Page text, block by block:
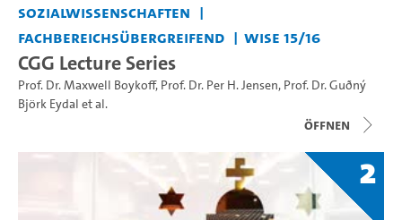
Sozialwissenschaften
Fachbereichsübergreifend
WiSe 15/16
CGG Lecture Series
Prof. Dr. Maxwell Boykoff, Prof. Dr. Per H. Jensen, Prof. Dr. Guðný
Björk Eydal et al.
Öffnen
2